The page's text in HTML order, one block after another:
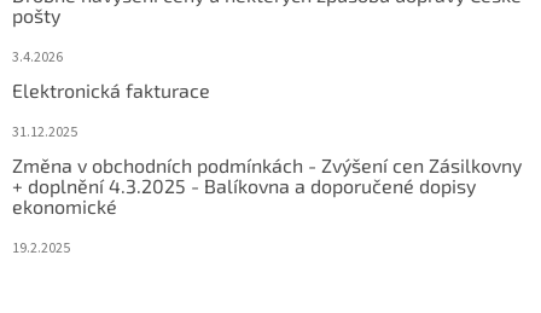
pošty
3.4.2026
Elektronická fakturace
31.12.2025
Změna v obchodních podmínkách - Zvýšení cen Zásilkovny
+ doplnění 4.3.2025 - Balíkovna a doporučené dopisy
ekonomické
19.2.2025